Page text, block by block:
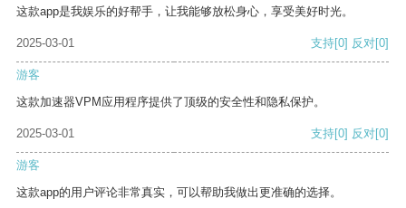
这款app是我娱乐的好帮手，让我能够放松身心，享受美好时光。
2025-03-01 支持[0] 反对[0]
游客
这款加速器VPM应用程序提供了顶级的安全性和隐私保护。
2025-03-01 支持[0] 反对[0]
游客
这款app的用户评论非常真实，可以帮助我做出更准确的选择。